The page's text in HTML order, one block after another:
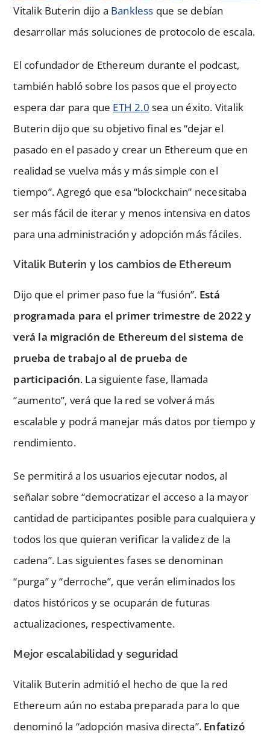
Vitalik Buterin dijo a Bankless que se debían
desarrollar más soluciones de protocolo de escala.
El cofundador de Ethereum durante el podcast,
también habló sobre los pasos que el proyecto
espera dar para que ETH 2.0 sea un éxito. Vitalik
Buterin dijo que su objetivo final es “dejar el
pasado en el pasado y crear un Ethereum que en
realidad se vuelva más y más simple con el
tiempo”. Agregó que esa “blockchain” necesitaba
ser más fácil de iterar y menos intensiva en datos
para una administración y adopción más fáciles.
Vitalik Buterin y los cambios de Ethereum
Dijo que el primer paso fue la “fusión”. Está
programada para el primer trimestre de 2022 y
verá la migración de Ethereum del sistema de
prueba de trabajo al de prueba de
participación. La siguiente fase, llamada
“aumento”, verá que la red se volverá más
escalable y podrá manejar más datos por tiempo y
rendimiento.
Se permitirá a los usuarios ejecutar nodos, al
señalar sobre “democratizar el acceso a la mayor
cantidad de participantes posible para cualquiera y
todos los que quieran verificar la validez de la
cadena”. Las siguientes fases se denominan
“purga” y “derroche”, que verán eliminados los
datos históricos y se ocuparán de futuras
actualizaciones, respectivamente.
Mejor escalabilidad y seguridad
Vitalik Buterin admitió el hecho de que la red
Ethereum aún no estaba preparada para lo que
denominó la “adopción masiva directa”. Enfatizó